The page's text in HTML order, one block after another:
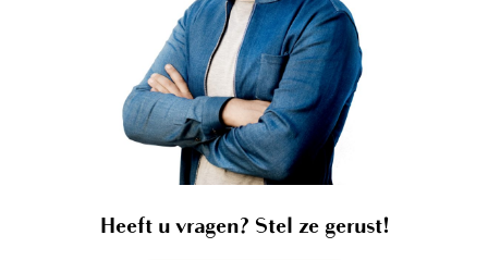
Heeft u vragen? Stel ze gerust!